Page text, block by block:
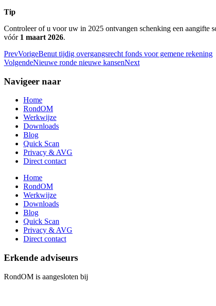
Tip
Controleer of u voor uw in 2025 ontvangen schenking een aangifte
vóór 1 maart 2026.
PrevVorigeBenut tijdig overgangsrecht fonds voor gemene rekening
VolgendeNieuwe ronde nieuwe kansenNext
Navigeer naar
Home
RondOM
Werkwijze
Downloads
Blog
Quick Scan
Privacy & AVG
Direct contact
Home
RondOM
Werkwijze
Downloads
Blog
Quick Scan
Privacy & AVG
Direct contact
Erkende adviseurs
RondOM is aangesloten bij